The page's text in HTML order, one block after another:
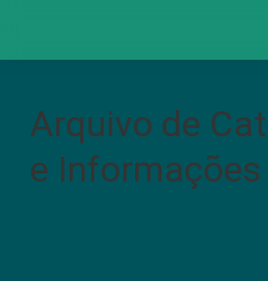
Arquivo de
e Informações